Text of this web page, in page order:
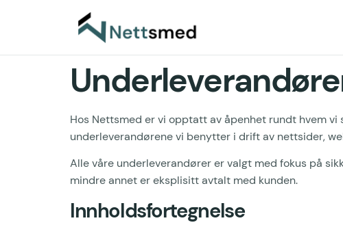
Hos Nettsmed er vi opptatt av åpenhet rundt hvem
underleverandørene vi benytter i drift av nettsider,
Alle våre underleverandører er valgt med fokus på
mindre annet er eksplisitt avtalt med kunden.
Innholdsfortegnelse